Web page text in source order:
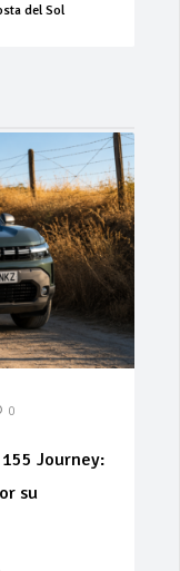
del Sol
0
Journey:
su